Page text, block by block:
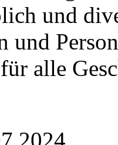
und
und
alle